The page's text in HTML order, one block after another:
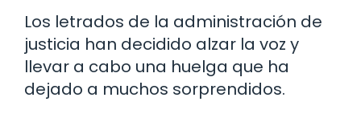
Los letrados de la administración de
justicia han decidido alzar la voz y
llevar a cabo una huelga que ha
dejado a muchos sorprendidos.